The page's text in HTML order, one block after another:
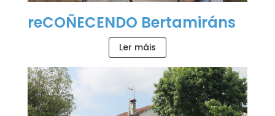
reCOÑECENDO Bertamiráns
Ler máis